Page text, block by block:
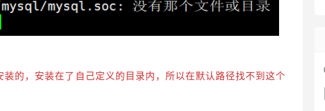
的，安装在了自己定义的目录内，所以在默认路径找不到这个